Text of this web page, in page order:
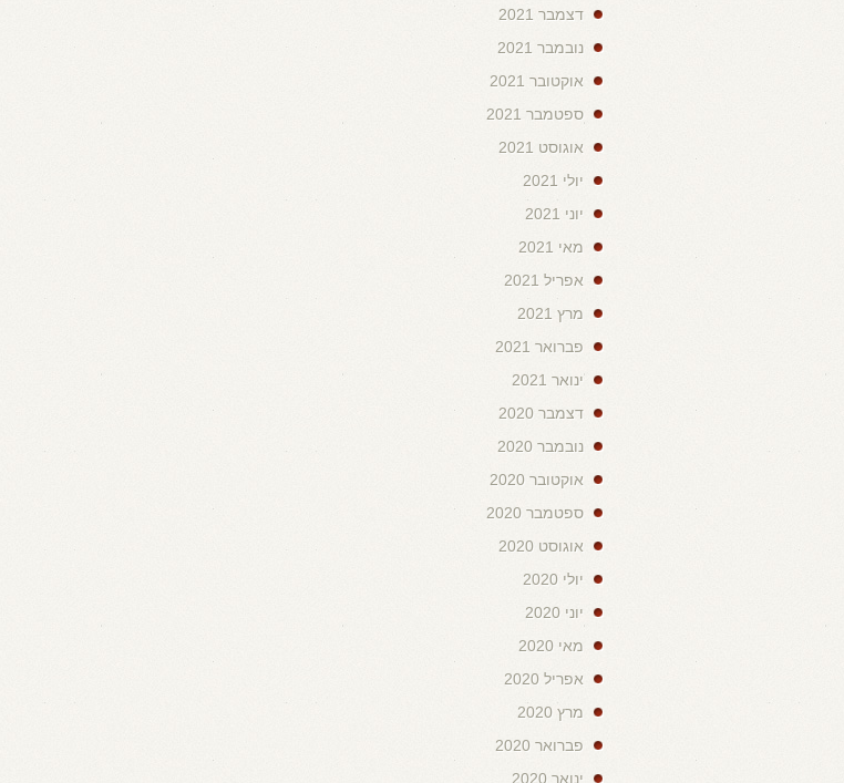
דצמבר 2021
נובמבר 2021
אוקטובר 2021
ספטמבר 2021
אוגוסט 2021
יולי 2021
יוני 2021
מאי 2021
אפריל 2021
מרץ 2021
פברואר 2021
ינואר 2021
דצמבר 2020
נובמבר 2020
אוקטובר 2020
ספטמבר 2020
אוגוסט 2020
יולי 2020
יוני 2020
מאי 2020
אפריל 2020
מרץ 2020
פברואר 2020
ינואר 2020